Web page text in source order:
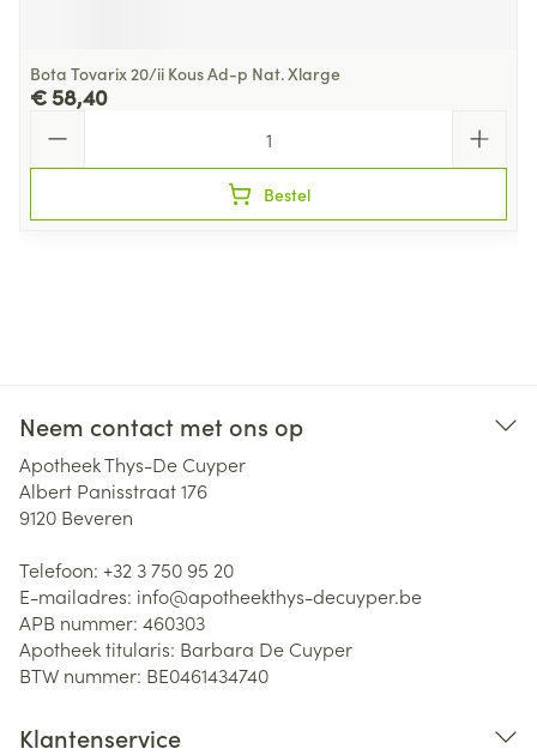
Bota Tovarix 20/ii Kous Ad-p Nat. Xlarge
€ 58,40
Bestel
Neem contact met ons op
Apotheek Thys-De Cuyper
Albert Panisstraat 176
9120 Beveren
Telefoon: +32 3 750 95 20
E-mailadres: info@apotheekthys-decuyper.be
APB nummer: 460303
Apotheek titularis: Barbara De Cuyper
BTW nummer: BE0461434740
Klantenservice